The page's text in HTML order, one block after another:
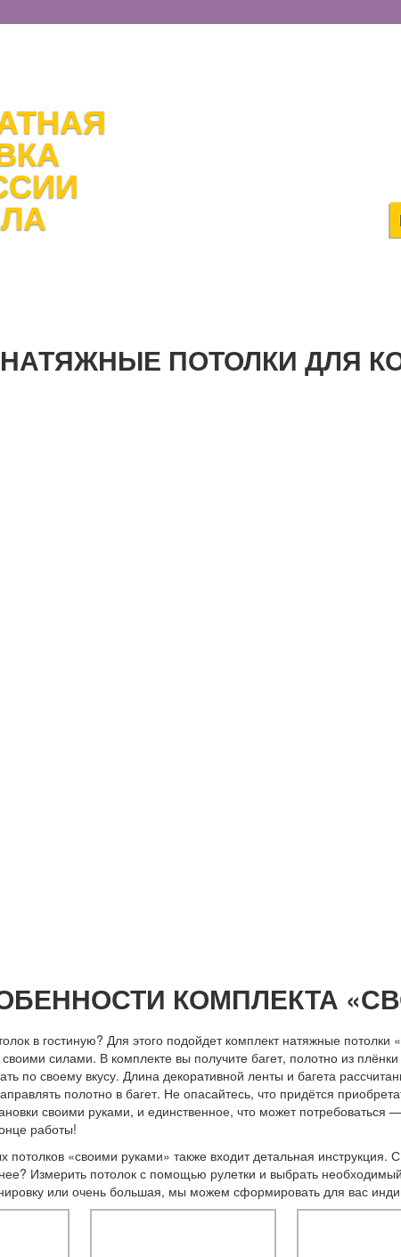
НАТЯЖНЫЕ ПОТОЛКИ ДЛЯ
КОМПЛЕКТА
в гостиную? Для этого подойдет комплект натяжные
своими силами. В комплекте вы получите багет, полотно из
по своему вкусу. Длина декоративной ленты и багета
полотно в багет. Не опасайтесь, что придётся
своими руками, и единственное, что может
работы!
потолков «своими руками» также входит детальная
Измерить потолок с помощью рулетки и выбрать
или очень большая, мы можем сформировать для вас